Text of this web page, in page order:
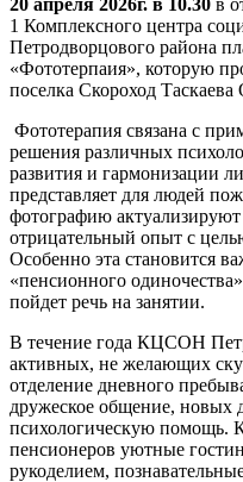
20 апреля 2026г. в 10.30 в
1 Комплексного центра
Петродворцового района
«Фототерпаия», которую
поселка Скороход Таскаева
Фототерапия связана с
решения различных
развития и гармонизации
представляет для людей
фотографию
отрицательный опыт с
Особенно эта становится
«пенсионного
пойдет речь на занятии.
В течение года КЦСОН
активных, не желающих
отделение дневного
дружеское общение, новых
психологическую помощь.
пенсионеров уютные
рукоделием,